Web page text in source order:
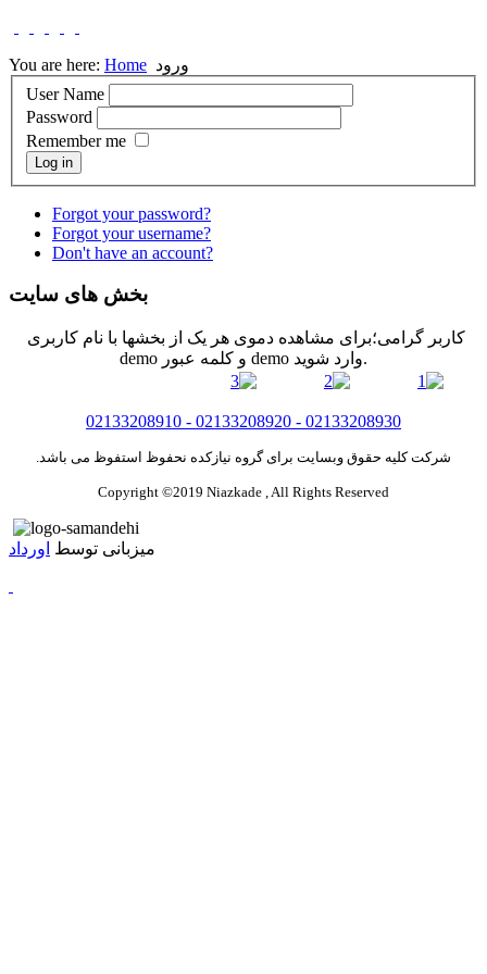
You are here: Home ورود
User Name
Password
Remember me
Log in
Forgot your password?
Forgot your username?
Don't have an account?
بخش های سایت
demo و کلمه عبور demo وارد شوید.
02133208910 - 02133208920 - 02133208930
شرکت کلیه حقوق وبسایت برای گروه نیازکده نحفوظ استفوظ می باشد.
Copyright ©2019 Niazkade , All Rights Reserved
میزبانی توسط اورداد